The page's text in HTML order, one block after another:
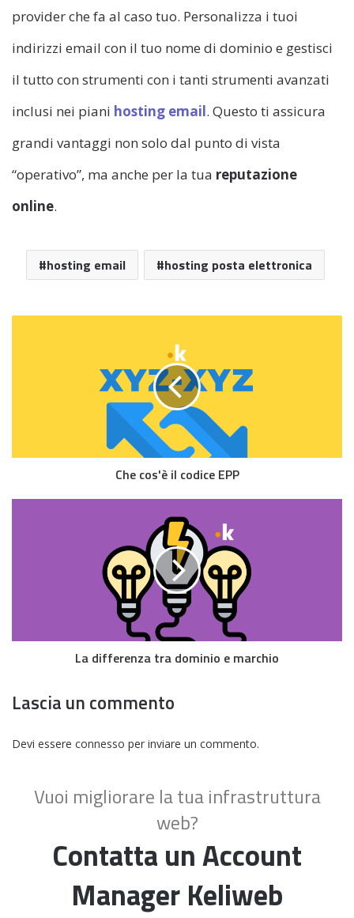
provider che fa al caso tuo. Personalizza i tuoi
indirizzi email con il tuo nome di dominio e gestisci
il tutto con strumenti con i tanti strumenti avanzati
inclusi nei piani hosting email. Questo ti assicura
grandi vantaggi non solo dal punto di vista
“operativo”, ma anche per la tua reputazione
online.
hosting email hosting posta elettronica
Che cos'è il codice EPP
La differenza tra dominio e marchio
Lascia un commento
Devi essere connesso per inviare un commento.
Vuoi migliorare la tua infrastruttura
web?
Contatta un Account
Manager Keliweb